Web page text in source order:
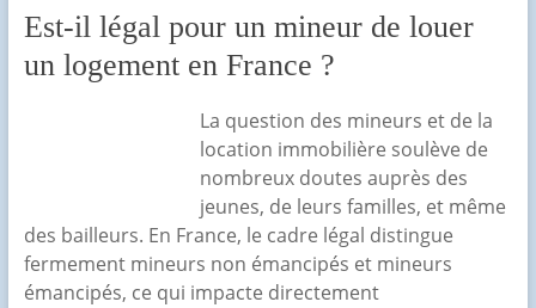
Est-il légal pour un mineur de louer
un logement en France ?
La question des mineurs et de la
location immobilière soulève de
nombreux doutes auprès des
jeunes, de leurs familles, et même
des bailleurs. En France, le cadre légal distingue
fermement mineurs non émancipés et mineurs
émancipés, ce qui impacte directement